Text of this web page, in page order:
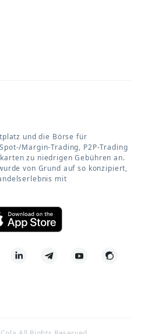
und die Börse für
Margin-Trading, P2P-Trading
zu niedrigen Gebühren an.
von Grund auf so konzipiert,
mit